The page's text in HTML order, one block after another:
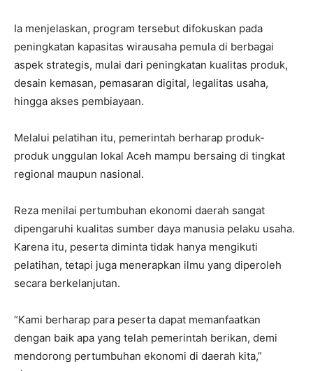
Ia menjelaskan, program tersebut difokuskan pada
peningkatan kapasitas wirausaha pemula di berbagai
aspek strategis, mulai dari peningkatan kualitas produk,
desain kemasan, pemasaran digital, legalitas usaha,
hingga akses pembiayaan.
Melalui pelatihan itu, pemerintah berharap produk-
produk unggulan lokal Aceh mampu bersaing di tingkat
regional maupun nasional.
Reza menilai pertumbuhan ekonomi daerah sangat
dipengaruhi kualitas sumber daya manusia pelaku usaha.
Karena itu, peserta diminta tidak hanya mengikuti
pelatihan, tetapi juga menerapkan ilmu yang diperoleh
secara berkelanjutan.
“Kami berharap para peserta dapat memanfaatkan
dengan baik apa yang telah pemerintah berikan, demi
mendorong pertumbuhan ekonomi di daerah kita,”